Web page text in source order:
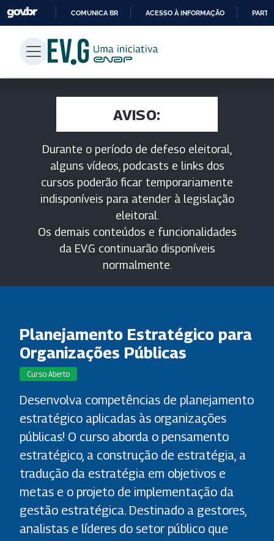
PARA
CONTEÚDO
COMUNICA BR ACESSO À INFORMAÇÃO
AVISO:
Durante o período de defeso eleitoral,
alguns vídeos, podcasts e links dos
cursos poderão ficar temporariamente
indisponíveis para atender à legislação
eleitoral.
Os demais conteúdos e funcionalidades
da EV.G continuarão disponíveis
normalmente.
Planejamento Estratégico para
Organizações Públicas
Curso Aberto
Desenvolva competências de planejamento
estratégico aplicadas às organizações
públicas! O curso aborda o pensamento
estratégico, a construção de estratégia, a
tradução da estratégia em objetivos e
metas e o projeto de implementação da
gestão estratégica. Destinado a gestores,
analistas e líderes do setor público que